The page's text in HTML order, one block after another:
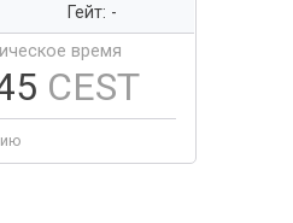
Гейт: -
время
CEST